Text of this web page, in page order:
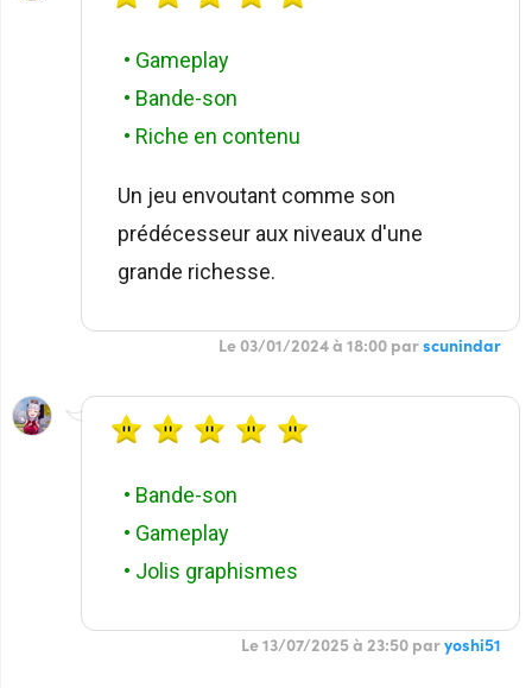
• Gameplay
• Bande-son
• Riche en contenu
Un jeu envoutant comme son
prédécesseur aux niveaux d'une
grande richesse.
Le 03/01/2024 à 18:00 parscunindar
• Bande-son
• Gameplay
• Jolis graphismes
Le 13/07/2025 à 23:50 paryoshi51